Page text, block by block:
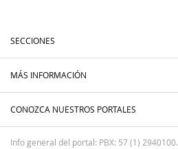
SECCIONES
MÁS INFORMACIÓN
CONOZCA NUESTROS PORTALES
Info general del portal: PBX: 57 (1) 2940100.